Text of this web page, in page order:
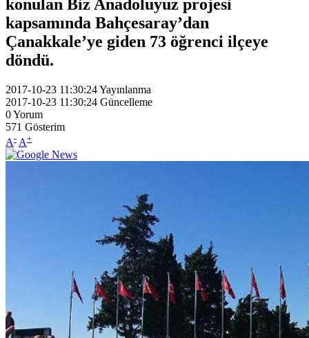
konulan Biz Anadoluyuz projesi
kapsamında Bahçesaray’dan
Çanakkale’ye giden 73 öğrenci ilçeye
döndü.
2017-10-23 11:30:24Yayınlanma
2017-10-23 11:30:24 Güncelleme
0Yorum
571 Gösterim
A- A+